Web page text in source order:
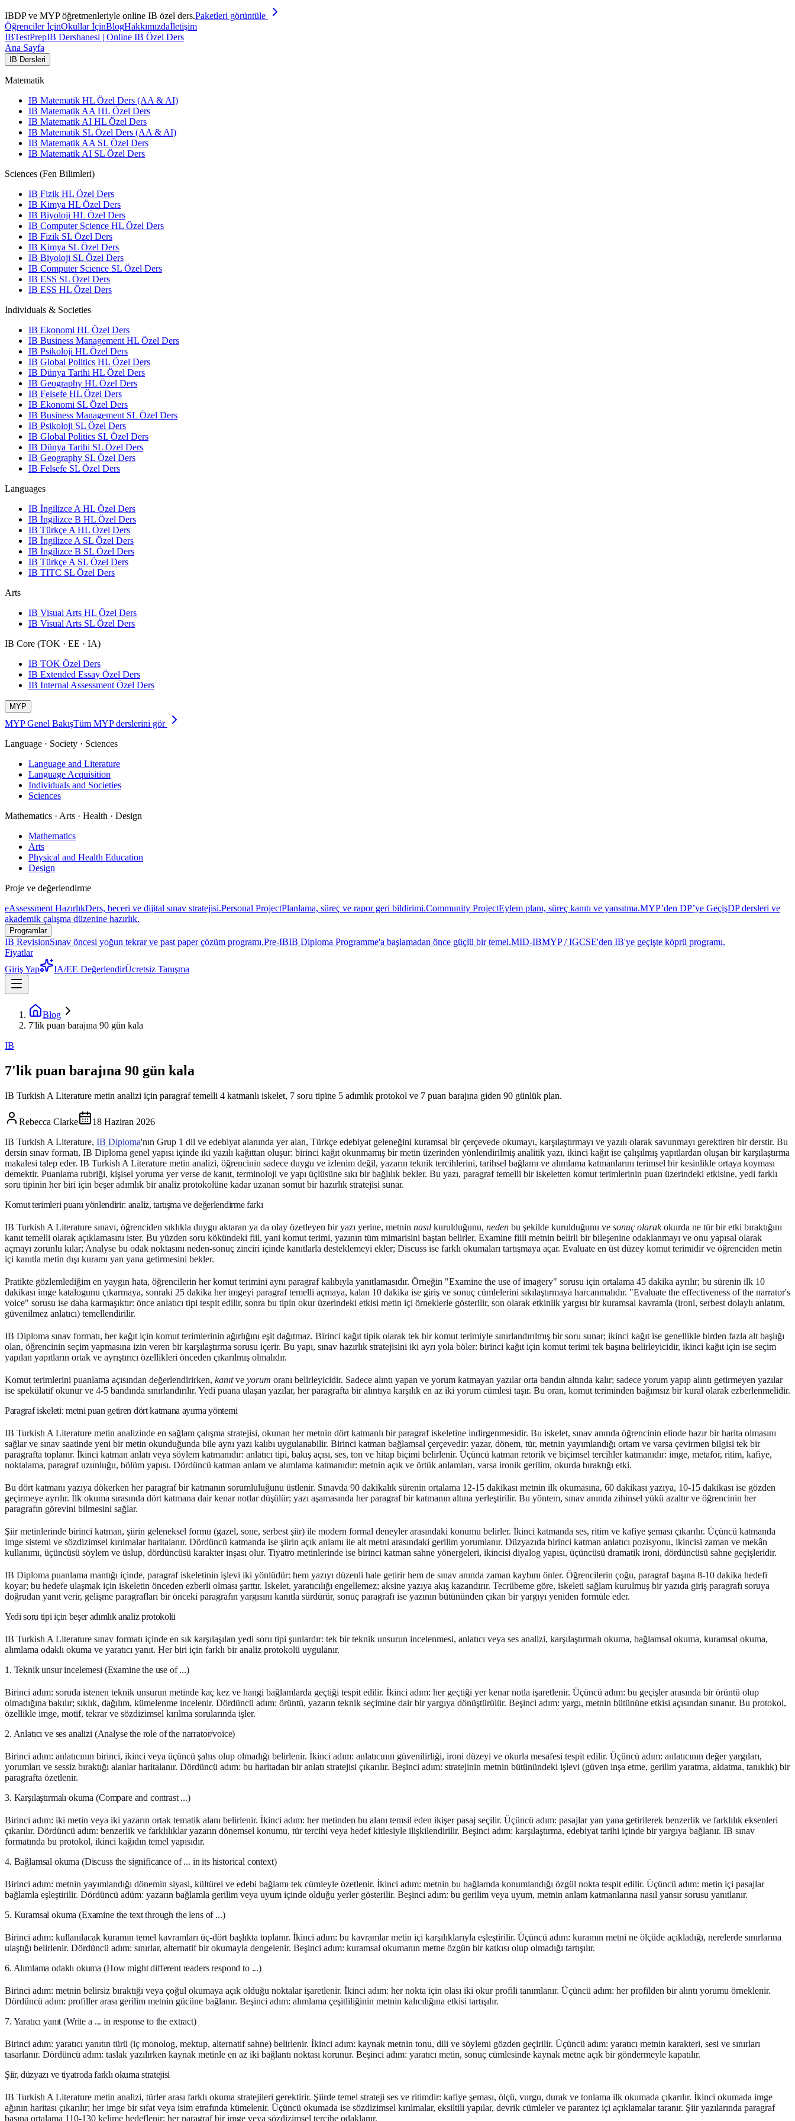
IBDP ve MYP öğretmenleriyle online IB özel ders.Paketleri görüntüle
Öğrenciler İçinOkullar İçinBlogHakkımızdaİletişim
IBTestPrepIB Dershanesi | Online IB Özel Ders
Ana Sayfa
IB Dersleri
Matematik
IB Matematik HL Özel Ders (AA & AI)
IB Matematik AA HL Özel Ders
IB Matematik AI HL Özel Ders
IB Matematik SL Özel Ders (AA & AI)
IB Matematik AA SL Özel Ders
IB Matematik AI SL Özel Ders
Sciences (Fen Bilimleri)
IB Fizik HL Özel Ders
IB Kimya HL Özel Ders
IB Biyoloji HL Özel Ders
IB Computer Science HL Özel Ders
IB Fizik SL Özel Ders
IB Kimya SL Özel Ders
IB Biyoloji SL Özel Ders
IB Computer Science SL Özel Ders
IB ESS SL Özel Ders
IB ESS HL Özel Ders
Individuals & Societies
IB Ekonomi HL Özel Ders
IB Business Management HL Özel Ders
IB Psikoloji HL Özel Ders
IB Global Politics HL Özel Ders
IB Dünya Tarihi HL Özel Ders
IB Geography HL Özel Ders
IB Felsefe HL Özel Ders
IB Ekonomi SL Özel Ders
IB Business Management SL Özel Ders
IB Psikoloji SL Özel Ders
IB Global Politics SL Özel Ders
IB Dünya Tarihi SL Özel Ders
IB Geography SL Özel Ders
IB Felsefe SL Özel Ders
Languages
IB İngilizce A HL Özel Ders
IB İngilizce B HL Özel Ders
IB Türkçe A HL Özel Ders
IB İngilizce A SL Özel Ders
IB İngilizce B SL Özel Ders
IB Türkçe A SL Özel Ders
IB TITC SL Özel Ders
Arts
IB Visual Arts HL Özel Ders
IB Visual Arts SL Özel Ders
IB Core (TOK · EE · IA)
IB TOK Özel Ders
IB Extended Essay Özel Ders
IB Internal Assessment Özel Ders
MYP
MYP Genel BakışTüm MYP derslerini gör
Language · Society · Sciences
Language and Literature
Language Acquisition
Individuals and Societies
Sciences
Mathematics · Arts · Health · Design
Mathematics
Arts
Physical and Health Education
Design
Proje ve değerlendirme
eAssessment HazırlıkDers, beceri ve dijital sınav stratejisi.Personal ProjectPlanlama, süreç ve rapor geri bildirimi.Community ProjectEylem planı, süreç kanıtı ve yansıtma.MYP’den DP’ye GeçişDP dersleri ve
akademik çalışma düzenine hazırlık.
Programlar
IB RevisionSınav öncesi yoğun tekrar ve past paper çözüm programı.Pre-IBIB Diploma Programme'a başlamadan önce güçlü bir temel.MID-IBMYP / IGCSE'den IB'ye geçişte köprü programı.
Fiyatlar
Giriş Yap
IA/EE DeğerlendirÜcretsiz Tanışma
Blog
7'lik puan barajına 90 gün kala
IB
7'lik puan barajına 90 gün kala
IB Turkish A Literature metin analizi için paragraf temelli 4 katmanlı iskelet, 7 soru tipine 5 adımlık protokol ve 7 puan barajına giden 90 günlük plan.
Rebecca Clarke
18 Haziran 2026
IB Turkish A Literature, IB Diploma'nın Grup 1 dil ve edebiyat alanında yer alan, Türkçe edebiyat geleneğini kuramsal bir çerçevede okumayı, karşılaştırmayı ve yazılı olarak savunmayı gerektiren bir derstir. Bu
dersin sınav formatı, IB Diploma genel yapısı içinde iki yazılı kağıttan oluşur: birinci kağıt okunmamış bir metin üzerinden yönlendirilmiş analitik yazı, ikinci kağıt ise çalışılmış yapıtlardan oluşan bir karşılaştırma
makalesi talep eder. IB Turkish A Literature metin analizi, öğrencinin sadece duygu ve izlenim değil, yazarın teknik tercihlerini, tarihsel bağlamı ve alımlama katmanlarını terimsel bir kesinlikle ortaya koyması
demektir. Puanlama rubriği, kişisel yoruma yer verse de kanıt, terminoloji ve yapı üçlüsüne sıkı bir bağlılık bekler. Bu yazı, paragraf temelli bir iskeletten komut terimlerinin puan üzerindeki etkisine, yedi farklı
soru tipinin her biri için beşer adımlık bir analiz protokolüne kadar uzanan somut bir hazırlık stratejisi sunar.
Komut terimleri puanı yönlendirir: analiz, tartışma ve değerlendirme farkı
IB Turkish A Literature sınavı, öğrenciden sıklıkla duygu aktaran ya da olay özetleyen bir yazı yerine, metnin nasıl kurulduğunu, neden bu şekilde kurulduğunu ve sonuç olarakokurda ne tür bir etki bıraktığını
kanıt temelli olarak açıklamasını ister. Bu yüzden soru kökündeki fiil, yani komut terimi, yazının tüm mimarisini baştan belirler. Examine fiili metnin belirli bir bileşenine odaklanmayı ve onu yapısal olarak
açmayı zorunlu kılar; Analyse bu odak noktasını neden-sonuç zinciri içinde kanıtlarla desteklemeyi ekler; Discuss ise farklı okumaları tartışmaya açar. Evaluate en üst düzey komut terimidir ve öğrenciden metin
içi kanıtla metin dışı kuramı yan yana getirmesini bekler.
Pratikte gözlemlediğim en yaygın hata, öğrencilerin her komut terimini aynı paragraf kalıbıyla yanıtlamasıdır. Örneğin "Examine the use of imagery" sorusu için ortalama 45 dakika ayrılır; bu sürenin ilk 10
dakikası imge katalogunu çıkarmaya, sonraki 25 dakika her imgeyi paragraf temelli açmaya, kalan 10 dakika ise giriş ve sonuç cümlelerini sıkılaştırmaya harcanmalıdır. "Evaluate the effectiveness of the narrator's
voice" sorusu ise daha karmaşıktır: önce anlatıcı tipi tespit edilir, sonra bu tipin okur üzerindeki etkisi metin içi örneklerle gösterilir, son olarak etkinlik yargısı bir kuramsal kavramla (ironi, serbest dolaylı anlatım,
güvenilmez anlatıcı) temellendirilir.
IB Diploma sınav formatı, her kağıt için komut terimlerinin ağırlığını eşit dağıtmaz. Birinci kağıt tipik olarak tek bir komut terimiyle sınırlandırılmış bir soru sunar; ikinci kağıt ise genellikle birden fazla alt başlığı
olan, öğrencinin seçim yapmasına izin veren bir karşılaştırma sorusu içerir. Bu yapı, sınav hazırlık stratejisini iki ayrı yola böler: birinci kağıt için komut terimi tek başına belirleyicidir, ikinci kağıt için ise seçim
yapılan yapıtların ortak ve ayrıştırıcı özellikleri önceden çıkarılmış olmalıdır.
Komut terimlerini puanlama açısından değerlendirirken, kanıtve yorum oranı belirleyicidir. Sadece alıntı yapan ve yorum katmayan yazılar orta bandın altında kalır; sadece yorum yapıp alıntı getirmeyen yazılar
ise spekülatif okunur ve 4-5 bandında sınırlandırılır. Yedi puana ulaşan yazılar, her paragrafta bir alıntıya karşılık en az iki yorum cümlesi taşır. Bu oran, komut teriminden bağımsız bir kural olarak ezberlenmelidir.
Paragraf iskeleti: metni puan getiren dört katmana ayırma yöntemi
IB Turkish A Literature metin analizinde en sağlam çalışma stratejisi, okunan her metnin dört katmanlı bir paragraf iskeletine indirgenmesidir. Bu iskelet, sınav anında öğrencinin elinde hazır bir harita olmasını
sağlar ve sınav saatinde yeni bir metin okunduğunda bile aynı yazı kalıbı uygulanabilir. Birinci katman bağlamsal çerçevedir: yazar, dönem, tür, metnin yayımlandığı ortam ve varsa çevirmen bilgisi tek bir
paragrafta toplanır. İkinci katman anlatı veya söylem katmanıdır: anlatıcı tipi, bakış açısı, ses, ton ve hitap biçimi belirlenir. Üçüncü katman retorik ve biçimsel tercihlerkatmanıdır: imge, metafor, ritim, kafiye,
noktalama, paragraf uzunluğu, bölüm yapısı. Dördüncü katman anlam ve alımlama katmanıdır: metnin açık ve örtük anlamları, varsa ironik gerilim, okurda bıraktığı etki.
Bu dört katmanı yazıya dökerken her paragraf bir katmanın sorumluluğunu üstlenir. Sınavda 90 dakikalık sürenin ortalama 12-15 dakikası metnin ilk okumasına, 60 dakikası yazıya, 10-15 dakikası ise gözden
geçirmeye ayrılır. İlk okuma sırasında dört katmana dair kenar notlar düşülür; yazı aşamasında her paragraf bir katmanın altına yerleştirilir. Bu yöntem, sınav anında zihinsel yükü azaltır ve öğrencinin her
paragrafın görevini bilmesini sağlar.
Şiir metinlerinde birinci katman, şiirin geleneksel formu (gazel, sone, serbest şiir) ile modern formal deneyler arasındaki konumu belirler. İkinci katmanda ses, ritim ve kafiye şeması çıkarılır. Üçüncü katmanda
imge sistemi ve sözdizimsel kırılmalar haritalanır. Dördüncü katmanda ise şiirin açık anlamı ile alt metni arasındaki gerilim yorumlanır. Düzyazıda birinci katman anlatıcı pozisyonu, ikincisi zaman ve mekân
kullanımı, üçüncüsü söylem ve üslup, dördüncüsü karakter inşası olur. Tiyatro metinlerinde ise birinci katman sahne yönergeleri, ikincisi diyalog yapısı, üçüncüsü dramatik ironi, dördüncüsü sahne geçişleridir.
IB Diploma puanlama mantığı içinde, paragraf iskeletinin işlevi iki yönlüdür: hem yazıyı düzenli hale getirir hem de sınav anında zaman kaybını önler. Öğrencilerin çoğu, paragraf başına 8-10 dakika hedefi
koyar; bu hedefe ulaşmak için iskeletin önceden ezberli olması şarttır. Iskelet, yaratıcılığı engellemez; aksine yazıya akış kazandırır. Tecrübeme göre, iskeleti sağlam kurulmuş bir yazıda giriş paragrafı soruya
doğrudan yanıt verir, gelişme paragrafları bir önceki paragrafın yargısını kanıtla sürdürür, sonuç paragrafı ise yazının bütününden çıkan bir yargıyı yeniden formüle eder.
Yedi soru tipi için beşer adımlık analiz protokolü
IB Turkish A Literature sınav formatı içinde en sık karşılaşılan yedi soru tipi şunlardır: tek bir teknik unsurun incelenmesi, anlatıcı veya ses analizi, karşılaştırmalı okuma, bağlamsal okuma, kuramsal okuma,
alımlama odaklı okuma ve yaratıcı yanıt. Her biri için farklı bir analiz protokolü uygulanır.
1. Teknik unsur incelemesi (Examine the use of ...)
Birinci adım: soruda istenen teknik unsurun metinde kaç kez ve hangi bağlamlarda geçtiği tespit edilir. İkinci adım: her geçtiği yer kenar notla işaretlenir. Üçüncü adım: bu geçişler arasında bir örüntü olup
olmadığına bakılır; sıklık, dağılım, kümelenme incelenir. Dördüncü adım: örüntü, yazarın teknik seçimine dair bir yargıya dönüştürülür. Beşinci adım: yargı, metnin bütününe etkisi açısından sınanır. Bu protokol,
özellikle imge, motif, tekrar ve sözdizimsel kırılma sorularında işler.
2. Anlatıcı ve ses analizi (Analyse the role of the narrator/voice)
Birinci adım: anlatıcının birinci, ikinci veya üçüncü şahıs olup olmadığı belirlenir. İkinci adım: anlatıcının güvenilirliği, ironi düzeyi ve okurla mesafesi tespit edilir. Üçüncü adım: anlatıcının değer yargıları,
yorumları ve sessiz bıraktığı alanlar haritalanır. Dördüncü adım: bu haritadan bir anlatı stratejisi çıkarılır. Beşinci adım: stratejinin metnin bütünündeki işlevi (güven inşa etme, gerilim yaratma, aldatma, tanıklık) bir
paragrafta özetlenir.
3. Karşılaştırmalı okuma (Compare and contrast ...)
Birinci adım: iki metin veya iki yazarın ortak tematik alanı belirlenir. İkinci adım: her metinden bu alanı temsil eden ikişer pasaj seçilir. Üçüncü adım: pasajlar yan yana getirilerek benzerlik ve farklılık eksenleri
çıkarılır. Dördüncü adım: benzerlik ve farklılıklar yazarın dönemsel konumu, tür tercihi veya hedef kitlesiyle ilişkilendirilir. Beşinci adım: karşılaştırma, edebiyat tarihi içinde bir yargıya bağlanır. IB sınav
formatında bu protokol, ikinci kağıdın temel yapısıdır.
4. Bağlamsal okuma (Discuss the significance of ... in its historical context)
Birinci adım: metnin yayımlandığı dönemin siyasi, kültürel ve edebi bağlamı tek cümleyle özetlenir. İkinci adım: metnin bu bağlamda konumlandığı özgül nokta tespit edilir. Üçüncü adım: metin içi pasajlar
bağlamla eşleştirilir. Dördüncü adüm: yazarın bağlamla gerilim veya uyum içinde olduğu yerler gösterilir. Beşinci adım: bu gerilim veya uyum, metnin anlam katmanlarına nasıl yansır sorusu yanıtlanır.
5. Kuramsal okuma (Examine the text through the lens of ...)
Birinci adım: kullanılacak kuramın temel kavramları üç-dört başlıkta toplanır. İkinci adım: bu kavramlar metin içi karşılıklarıyla eşleştirilir. Üçüncü adım: kuramın metni ne ölçüde açıkladığı, nerelerde sınırlarına
ulaştığı belirlenir. Dördüncü adım: sınırlar, alternatif bir okumayla dengelenir. Beşinci adım: kuramsal okumanın metne özgün bir katkısı olup olmadığı tartışılır.
6. Alımlama odaklı okuma (How might different readers respond to ...)
Birinci adım: metnin belirsiz bıraktığı veya çoğul okumaya açık olduğu noktalar işaretlenir. İkinci adım: her nokta için olası iki okur profili tanımlanır. Üçüncü adım: her profilden bir alıntı yorumu örneklenir.
Dördüncü adım: profiller arası gerilim metnin gücüne bağlanır. Beşinci adım: alımlama çeşitliliğinin metnin kalıcılığına etkisi tartışılır.
7. Yaratıcı yanıt (Write a ... in response to the extract)
Birinci adım: yaratıcı yanıtın türü (iç monolog, mektup, alternatif sahne) belirlenir. İkinci adım: kaynak metnin tonu, dili ve söylemi gözden geçirilir. Üçüncü adım: yaratıcı metnin karakteri, sesi ve sınırları
tasarlanır. Dördüncü adım: taslak yazılırken kaynak metinle en az iki bağlantı noktası korunur. Beşinci adım: yaratıcı metin, sonuç cümlesinde kaynak metne açık bir göndermeyle kapatılır.
Şiir, düzyazı ve tiyatroda farklı okuma stratejisi
IB Turkish A Literature metin analizi, türler arası farklı okuma stratejileri gerektirir. Şiirde temel strateji ses ve ritimdir: kafiye şeması, ölçü, vurgu, durak ve tonlama ilk okumada çıkarılır. İkinci okumada imge
ağının haritası çıkarılır; her imge bir sıfat veya isim etrafında kümelenir. Üçüncü okumada ise sözdizimsel kırılmalar, eksiltili yapılar, devrik cümleler ve parantez içi açıklamalar taranır. Şiir yazılarında paragraf
başına ortalama 110-130 kelime hedeflenir; her paragraf bir imge veya sözdizimsel tercihe odaklanır.